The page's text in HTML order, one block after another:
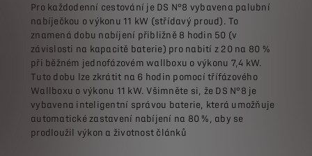
Pro každodenní cestování je DS N°8 vybavena palubní
nabíječkou o výkonu 11 kW (střídavý proud). To
znamená dobu nabíjení přibližně 8 hodin 50 (v
závislosti na kapacitě baterie) pro nabití z 20 na 80 %
při běžném jednofázovém wallboxu o výkonu 7,4 kW.
Tuto dobu lze zkrátit na 6 hodin pomocí třífázového
Wallboxu o výkonu 11 kW. Všimněte si, že DS N°8 je
vybavena inteligentní správou baterie, která umožňuje
automatické zastavení nabíjení na 80 %, aby se
prodloužil výkon a životnost článků